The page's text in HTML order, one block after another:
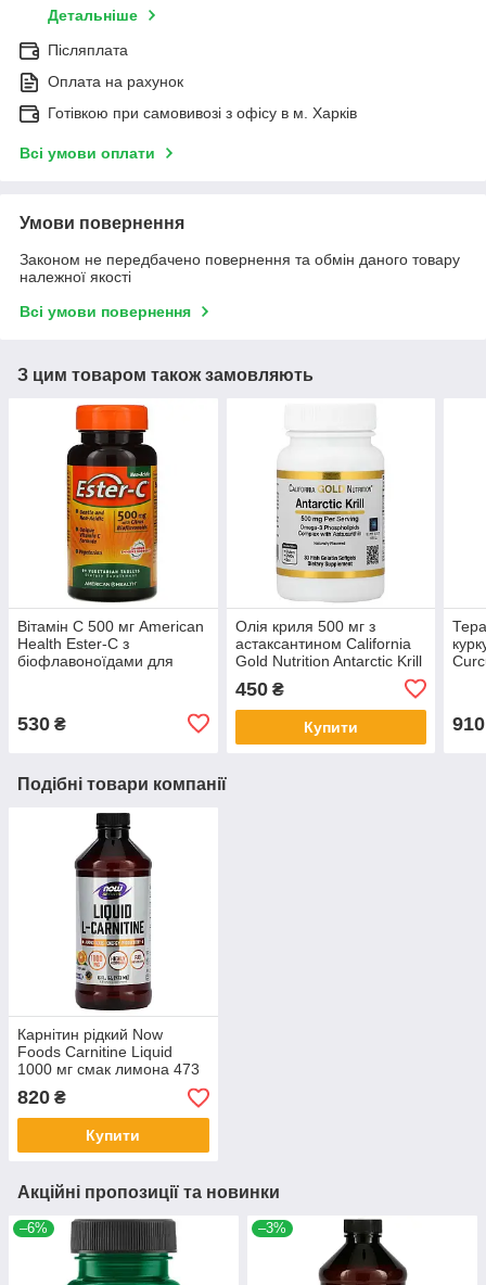
Детальніше
Післяплата
Оплата на рахунок
Готівкою при самовивозі з офісу в м. Харків
Всі умови оплати
Умови повернення
Законом не передбачено повернення та обмін даного товару
належної якості
Всі умови повернення
З цим товаром також замовляють
Вiтамiн C 500 мг American
Health Ester-C з
біофлавоноїдами для
530 ₴
Олія криля 500 мг з
астаксантином California
Gold Nutrition Antarctic Krill
450₴
Купити 910
Подібні товари компанії
Карнітин рідкий Now
Foods Carnitine Liquid
1000 мг смак лимона 473
мл
820 ₴
Купити
Акційні пропозиції та новинки
–6% –3%